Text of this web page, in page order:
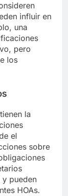
influir en
una
pero
los
la
el
sobre
pueden
HOAs.